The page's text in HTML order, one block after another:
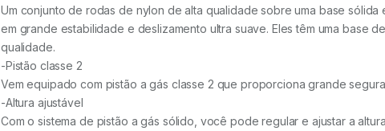
Um conjunto de rodas de nylon de alta qualidade sobre uma base sólida
em grande estabilidade e deslizamento ultra suave. Eles têm uma base
qualidade.
-Pistão classe 2
Vem equipado com pistão a gás classe 2 que proporciona grande
-Altura ajustável
Com o sistema de pistão a gás sólido, você pode regular e ajustar a